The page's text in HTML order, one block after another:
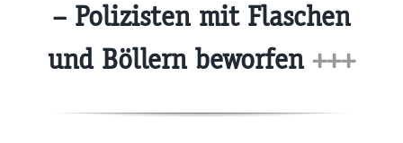
– Polizisten mit Flaschen
und Böllern beworfen +++